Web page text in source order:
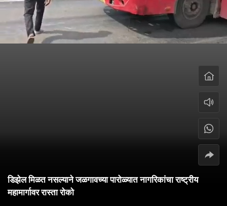
डिझेल मिळत नसल्याने जळगावच्या पारोळ्यात नागरिकांचा राष्ट्रीय
महामार्गावर रास्ता रोको